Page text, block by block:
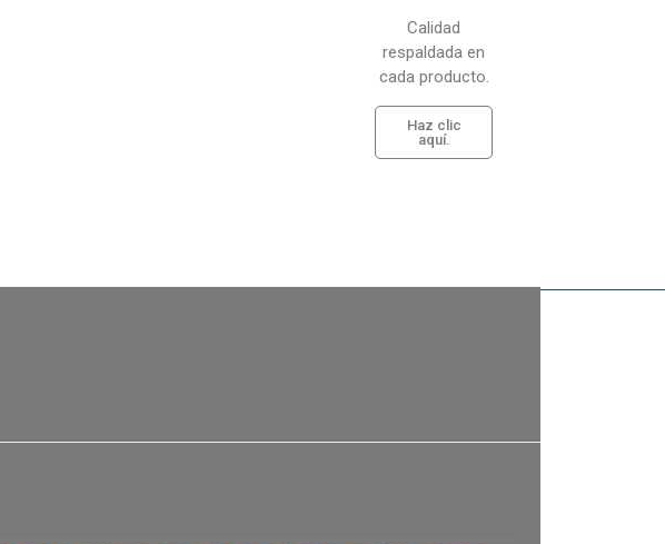
Calidad
respaldada en
cada producto.
Haz clic
aquí.